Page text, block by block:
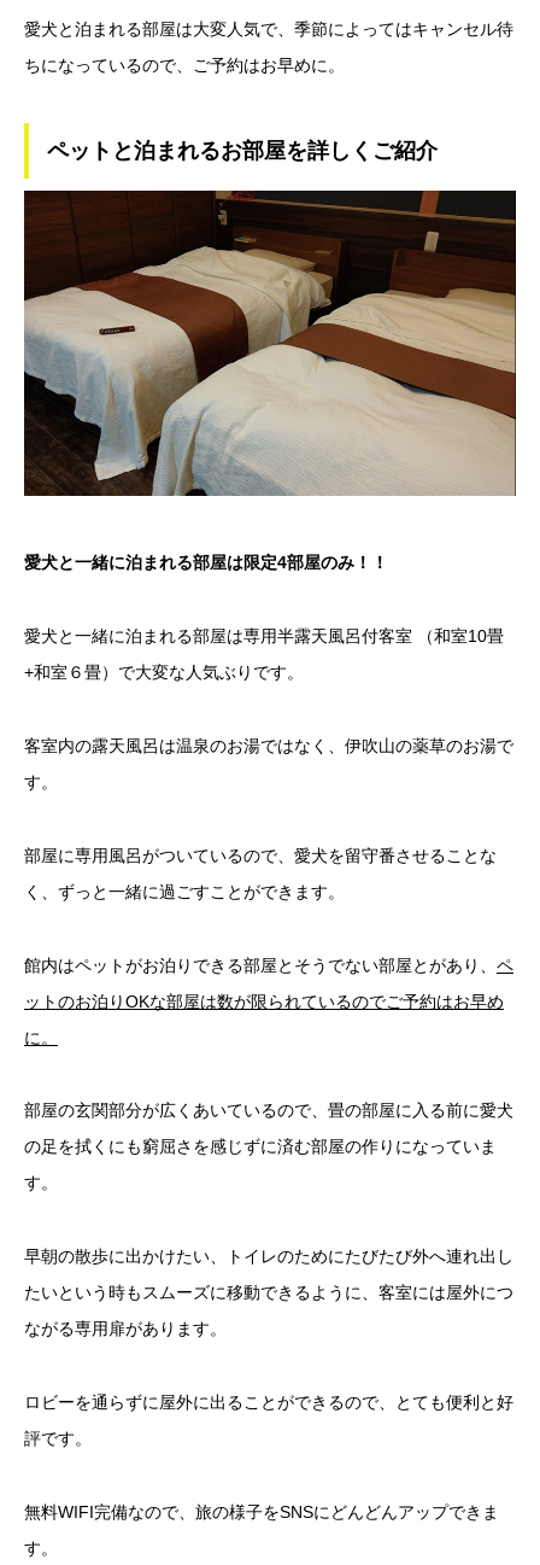
愛犬と泊まれる部屋は大変人気で、季節によってはキャンセル待
ちになっているので、ご予約はお早めに。
ペットと泊まれるお部屋を詳しくご紹介
愛犬と一緒に泊まれる部屋は限定4部屋のみ！！
愛犬と一緒に泊まれる部屋は専用半露天風呂付客室 （和室10畳
+和室６畳）で大変な人気ぶりです。
客室内の露天風呂は温泉のお湯ではなく、伊吹山の薬草のお湯で
す。
部屋に専用風呂がついているので、愛犬を留守番させることな
く、ずっと一緒に過ごすことができます。
館内はペットがお泊りできる部屋とそうでない部屋とがあり、 ペ
ットのお泊りOKな部屋は数が限られているのでご予約はお早め
に。
部屋の玄関部分が広くあいているので、畳の部屋に入る前に愛犬
の足を拭くにも窮屈さを感じずに済む部屋の作りになっていま
す。
早朝の散歩に出かけたい、トイレのためにたびたび外へ連れ出し
たいという時もスムーズに移動できるように、客室には屋外につ
ながる専用扉があります。
ロビーを通らずに屋外に出ることができるので、とても便利と好
評です。
無料WIFI完備なので、旅の様子をSNSにどんどんアップできま
す。